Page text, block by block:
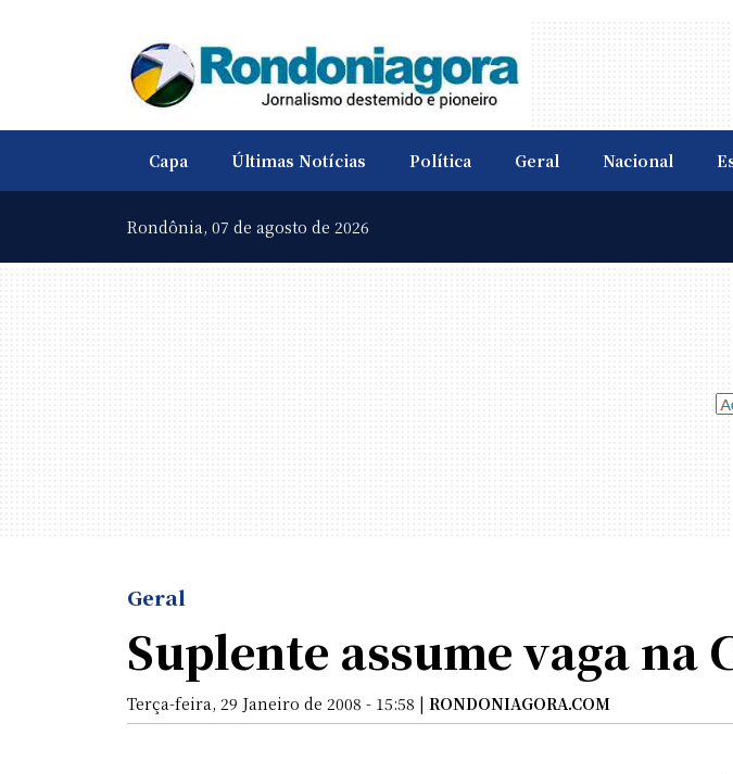
Capa Últimas Notícias Política Geral Nacional
Rondônia, 07 de agosto de 2026
Geral
Suplente assume vaga na
Terça-feira, 29 Janeiro de 2008 - 15:58 | RONDONIAGORA.COM